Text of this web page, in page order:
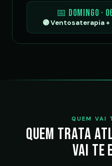
📅 Domingo ·
🟣 Ventosaterapia
QUEM VAI
Quem trata
vai te